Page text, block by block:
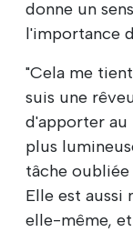
donne un
l'importance
"Cela me
suis une
d'apporter au
plus
tâche
Elle est aussi
elle-même,